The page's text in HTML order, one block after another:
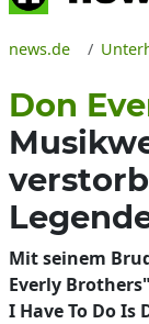
news.de
Don
Mit seinem
Everly
I Have To Do